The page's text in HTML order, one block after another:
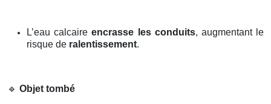
L’eau calcaireencrasse les conduits, augmentant le
risque de ralentissement.
🔹 Objet tombé